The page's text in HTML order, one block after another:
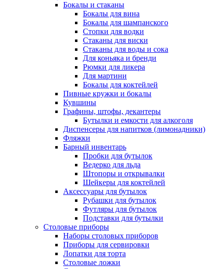
Бокалы и стаканы
Бокалы для вина
Бокалы для шампанского
Стопки для водки
Стаканы для виски
Стаканы для воды и сока
Для коньяка и бренди
Рюмки для ликера
Для мартини
Бокалы для коктейлей
Пивные кружки и бокалы
Кувшины
Графины, штофы, декантеры
Бутылки и емкости для алкоголя
Диспенсеры для напитков (лимонадники)
Фляжки
Барный инвентарь
Пробки для бутылок
Ведерко для льда
Штопоры и открывалки
Шейкеры для коктейлей
Аксессуары для бутылок
Рубашки для бутылок
Футляры для бутылок
Подставки для бутылки
Столовые приборы
Наборы столовых приборов
Приборы для сервировки
Лопатки для торта
Столовые ложки